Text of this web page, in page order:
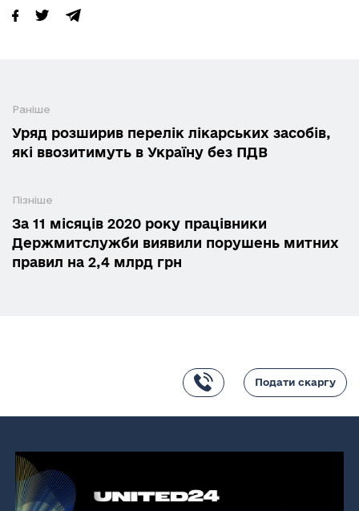
Раніше
Уряд розширив перелік лікарських засобів,
які ввозитимуть в Україну без ПДВ
Пізніше
За 11 місяців 2020 року працівники
Держмитслужби виявили порушень митних
правил на 2,4 млрд грн
Подати скаргу